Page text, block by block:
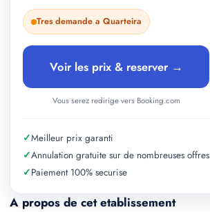
A propos de cet etablissement
Tres demande a Quarteira
Voir les prix & reserver →
Vous serez redirige vers Booking.com
✓Meilleur prix garanti
✓Annulation gratuite sur de nombreuses offres
✓Paiement 100% securise